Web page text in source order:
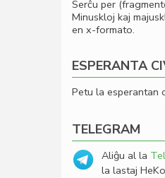
Serĉu per
Minuskloj kaj
en x-formato.
ESPERANTA
Petu la esperantan
TELEGRAM
Aliĝu al la
la lastaj